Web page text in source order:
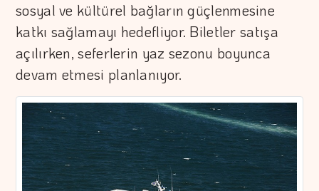
sosyal ve kültürel bağların güçlenmesine
katkı sağlamayı hedefliyor. Biletler satışa
açılırken, seferlerin yaz sezonu boyunca
devam etmesi planlanıyor.